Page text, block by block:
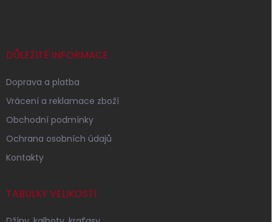
DŮLEŽITÉ INFORMACE
Doprava a platba
Vrácení a reklamace zboží
Obchodní podmínky
Ochrana osobních údajů
Kontakty
TABULKY VELIKOSTÍ